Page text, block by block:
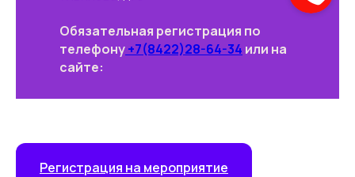
Обязательная регистрация по
телефону+7(8422)28-64-34 или на
сайте:
Регистрация на мероприятие